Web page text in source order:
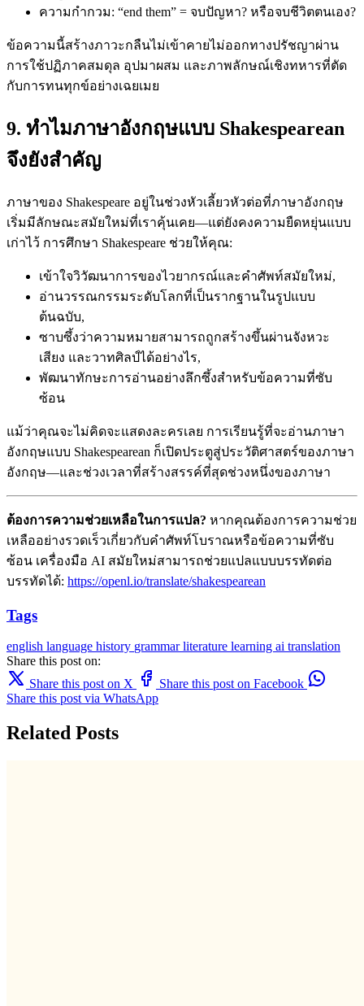
ความกำกวม: “end them” = จบปัญหา? หรือจบชีวิตตนเอง?
ข้อความนี้สร้างภาวะกลืนไม่เข้าคายไม่ออกทางปรัชญาผ่าน
การใช้ปฏิภาคสมดุล อุปมาผสม และภาพลักษณ์เชิงทหารที่ตัด
กับการทนทุกข์อย่างเฉยเมย
9. ทำไมภาษาอังกฤษแบบ Shakespearean
จึงยังสำคัญ
ภาษาของ Shakespeare อยู่ในช่วงหัวเลี้ยวหัวต่อที่ภาษาอังกฤษ
เริ่มมีลักษณะสมัยใหม่ที่เราคุ้นเคย—แต่ยังคงความยืดหยุ่นแบบ
เก่าไว้ การศึกษา Shakespeare ช่วยให้คุณ:
เข้าใจวิวัฒนาการของไวยากรณ์และคำศัพท์สมัยใหม่,
อ่านวรรณกรรมระดับโลกที่เป็นรากฐานในรูปแบบ
ต้นฉบับ,
ซาบซึ้งว่าความหมายสามารถถูกสร้างขึ้นผ่านจังหวะ
เสียง และวาทศิลป์ได้อย่างไร,
พัฒนาทักษะการอ่านอย่างลึกซึ้งสำหรับข้อความที่ซับ
ซ้อน
แม้ว่าคุณจะไม่คิดจะแสดงละครเลย การเรียนรู้ที่จะอ่านภาษา
อังกฤษแบบ Shakespearean ก็เปิดประตูสู่ประวัติศาสตร์ของภาษา
อังกฤษ—และช่วงเวลาที่สร้างสรรค์ที่สุดช่วงหนึ่งของภาษา
ต้องการความช่วยเหลือในการแปล? หากคุณต้องการความช่วย
เหลืออย่างรวดเร็วเกี่ยวกับคำศัพท์โบราณหรือข้อความที่ซับ
ซ้อน เครื่องมือ AI สมัยใหม่สามารถช่วยแปลแบบบรรทัดต่อ
บรรทัดได้: https://openl.io/translate/shakespearean
Tags
english language history grammarliterature learning ai translation
Share this post on:
Share this post on X
Share this post on Facebook
Share this post via WhatsApp
Related Posts